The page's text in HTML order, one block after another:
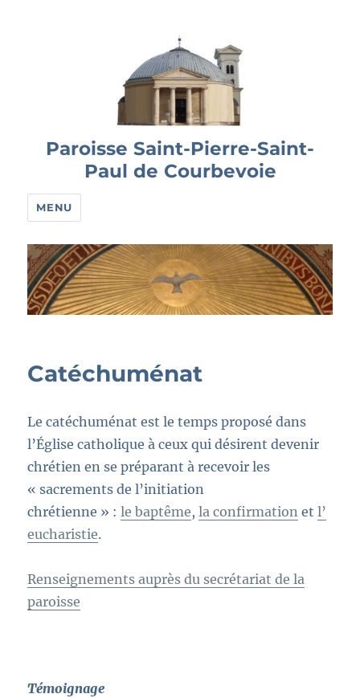
Paroisse Saint-Pierre-Saint-
Paul de Courbevoie
MENU
Catéchuménat
Le catéchuménat est le temps proposé dans
l’Église catholique à ceux qui désirent devenir
chrétien en se préparant à recevoir les
« sacrements de l’initiation
chrétienne » :le baptême,la confirmation etl’
eucharistie.
Renseignements auprès du secrétariat de la
paroisse
Témoignage